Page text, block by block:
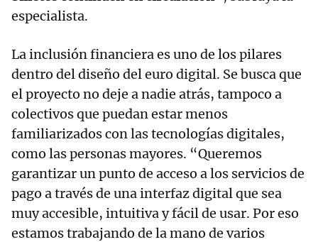
especialista.
La inclusión financiera es uno de los pilares
dentro del diseño del euro digital. Se busca que
el proyecto no deje a nadie atrás, tampoco a
colectivos que puedan estar menos
familiarizados con las tecnologías digitales,
como las personas mayores. “Queremos
garantizar un punto de acceso a los servicios de
pago a través de una interfaz digital que sea
muy accesible, intuitiva y fácil de usar. Por eso
estamos trabajando de la mano de varios